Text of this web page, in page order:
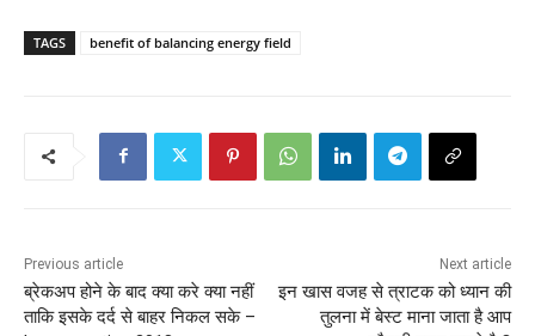
TAGS benefit of balancing energy field
Previous article
ब्रेकअप होने के बाद क्या करे क्या नहीं
ताकि इसके दर्द से बाहर निकल सके –
Next article
इन खास वजह से त्राटक को ध्यान की
तुलना में बेस्ट माना जाता है आप